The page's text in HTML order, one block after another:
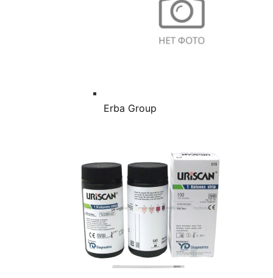
Erba Group